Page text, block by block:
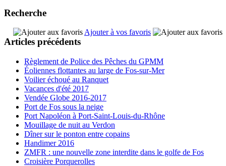
Recherche
Ajouter à vos favoris
Articles précédents
Règlement de Police des Pêches du GPMM
Éoliennes flottantes au large de Fos-sur-Mer
Voilier échoué au Ranquet
Vacances d'été 2017
Vendée Globe 2016-2017
Port de Fos sous la neige
Port Napoléon à Port-Saint-Louis-du-Rhône
Mouillage de nuit au Verdon
Dîner sur le ponton entre copains
Handimer 2016
ZMFR : une nouvelle zone interdite dans le golfe de Fos
Croisière Porquerolles